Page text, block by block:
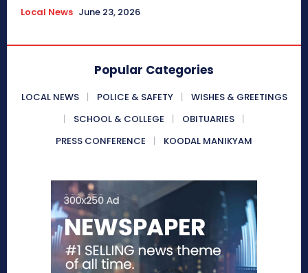
Local News June 23, 2026
Popular Categories
LOCAL NEWS POLICE & SAFETY
WISHES & GREETINGS
SCHOOL & COLLEGE
OBITUARIES
PRESS CONFERENCE
KOODAL MANIKYAM